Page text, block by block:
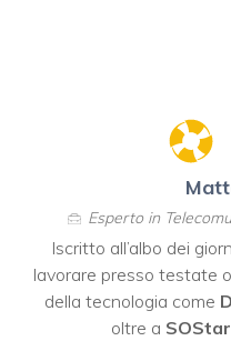
Esperto in
Iscritto all’albo dei
lavorare presso testate
della tecnologia come
oltre a